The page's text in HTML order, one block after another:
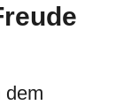
dem